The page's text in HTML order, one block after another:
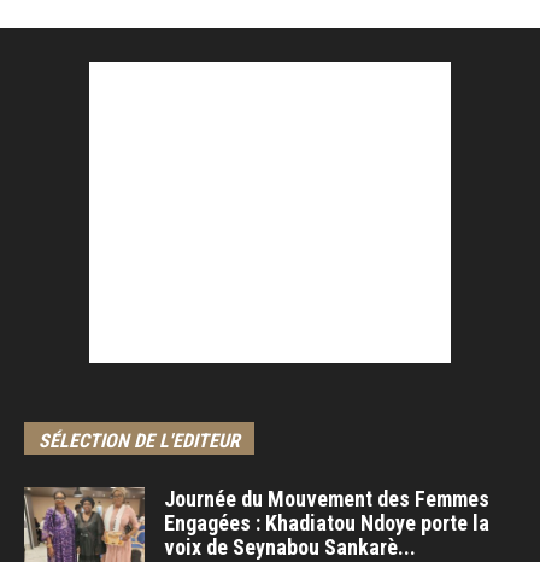
SÉLECTION DE L'EDITEUR
Journée du Mouvement des Femmes
Engagées : Khadiatou Ndoye porte la
voix de Seynabou Sankarè...